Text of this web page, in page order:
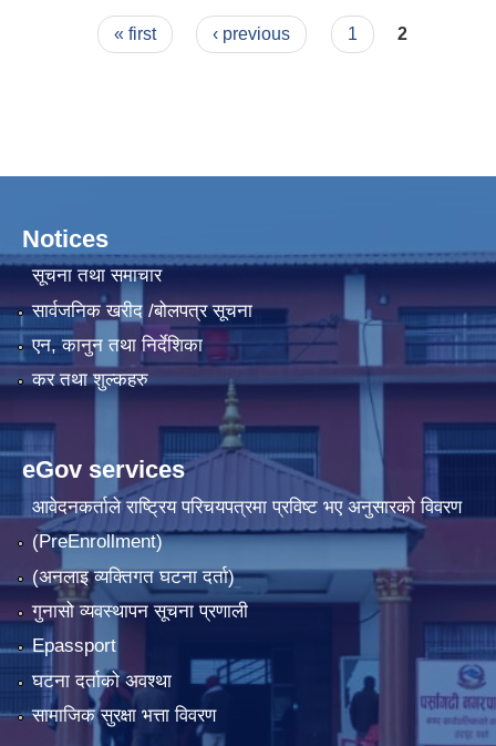
Pages« first ‹ previous 1 2
Notices
सूचना तथा समाचार
सार्वजनिक खरीद /बोलपत्र सूचना
एन, कानुन तथा निर्देशिका
कर तथा शुल्कहरु
eGov services
आवेदनकर्ताले राष्‍ट्रिय परिचयपत्रमा प्रविष्ट भए अनुसारको विवरण
(PreEnrollment)
(अनलाइ व्यक्तिगत घटना दर्ता)
गुनासो व्यवस्थापन सूचना प्रणाली
Epassport
घटना दर्ताको अवश्था
सामाजिक सुरक्षा भत्ता विवरण